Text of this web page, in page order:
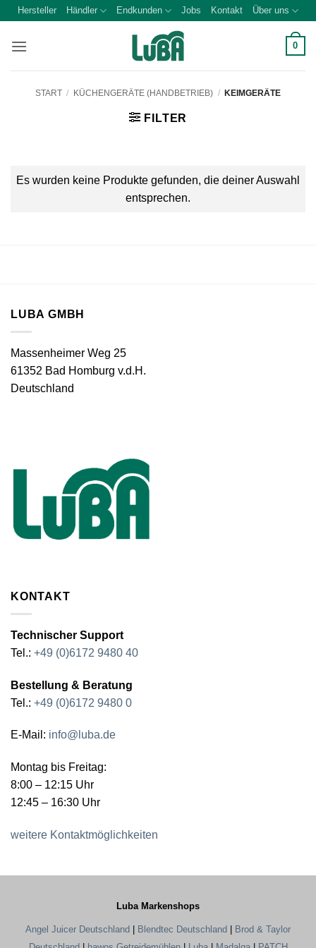
Zum
springen
Hersteller Händler Endkunden Jobs Kontakt Über uns
0
START / KÜCHENGERÄTE (HANDBETRIEB) / KEIMGERÄTE
FILTER
Es wurden keine Produkte gefunden, die deiner Auswahl
entsprechen.
LUBA GMBH
Massenheimer Weg 25
61352 Bad Homburg v.d.H.
Deutschland
KONTAKT
Technischer Support
Tel.: +49 (0)6172 9480 40
Bestellung & Beratung
Tel.: +49 (0)6172 9480 0
E-Mail: info@luba.de
Montag bis Freitag:
8:00 – 12:15 Uhr
12:45 – 16:30 Uhr
weitere Kontaktmöglichkeiten
Luba Markenshops
Angel Juicer Deutschland Blendtec Deutschland
Brod & Taylor